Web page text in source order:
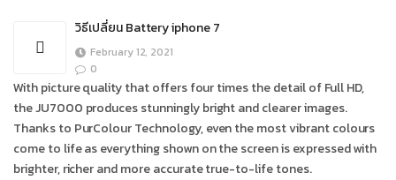
วิธีเปลี่ยน Battery iphone 7
February 12, 2021
0
With picture quality that offers four times the detail of Full HD,
the JU7000 produces stunningly bright and clearer images.
Thanks to PurColour Technology, even the most vibrant colours
come to life as everything shown on the screen is expressed with
brighter, richer and more accurate true-to-life tones.